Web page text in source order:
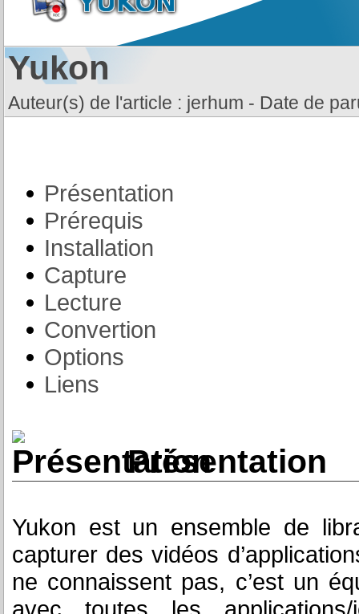
Yukon
Auteur(s) de l'article : jerhum - Date de
Présentation
Prérequis
Installation
Capture
Lecture
Convertion
Options
Liens
Présentation
Yukon est un ensemble de
capturer des vidéos
ne connaissent pas, c’est un